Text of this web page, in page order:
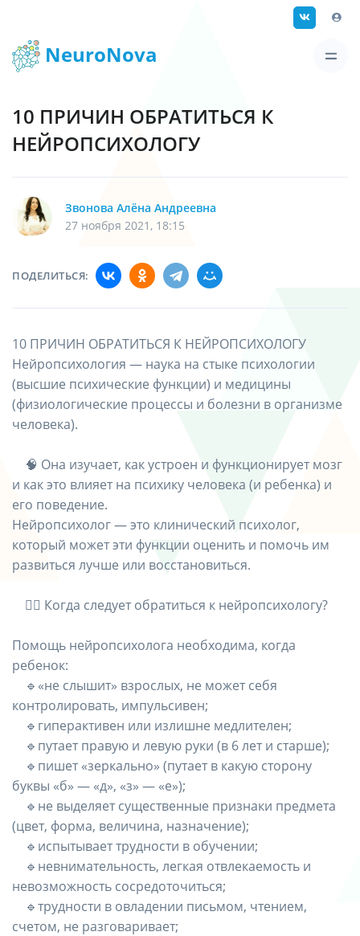
NeuroNova
10 ПРИЧИН ОБРАТИТЬСЯ К
НЕЙРОПСИХОЛОГУ
Звонова Алёна Андреевна
27 ноября 2021, 18:15
ПОДЕЛИТЬСЯ:
10 ПРИЧИН ОБРАТИТЬСЯ К НЕЙРОПСИХОЛОГУ
Нейропсихология — наука на стыке психологии
(высшие психические функции) и медицины
(физиологические процессы и болезни в организме
человека).
⠀ 🧠 Она изучает, как устроен и функционирует мозг
и как это влияет на психику человека (и ребенка) и
его поведение.
Нейропсихолог — это клинический психолог,
который может эти функции оценить и помочь им
развиться лучше или восстановиться.
⠀ 👩‍⚕️ Когда следует обратиться к нейропсихологу?
Помощь нейропсихолога необходима, когда
ребенок:
⠀ 🔹«не слышит» взрослых, не может себя
контролировать, импульсивен;
⠀ 🔹гиперактивен или излишне медлителен;
⠀ 🔹путает правую и левую руки (в 6 лет и старше);
⠀ 🔹пишет «зеркально» (путает в какую сторону
буквы «б» — «д», «з» — «е»);
⠀ 🔹не выделяет существенные признаки предмета
(цвет, форма, величина, назначение);
⠀ 🔹испытывает трудности в обучении;
⠀ 🔹невнимательность, легкая отвлекаемость и
невозможность сосредоточиться;
⠀ 🔹трудности в овладении письмом, чтением,
счетом, не разговаривает;